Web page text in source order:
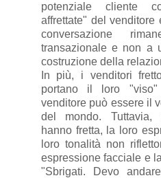
potenziale cliente
affrettate" del venditore
conversazione
transazionale e non a
costruzione della
In più, i venditori
portano il loro "viso"
venditore può essere il
del mondo.
hanno fretta, la loro
loro tonalità non
espressione facciale e
"Sbrigati. Devo